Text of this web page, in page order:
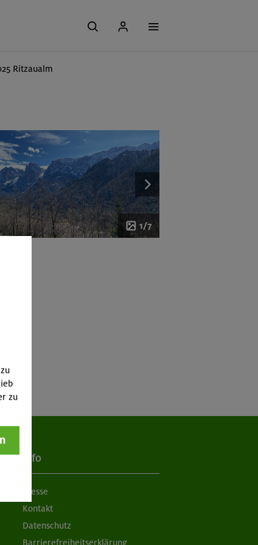
Ritzaualm
1/7
Info
Presse
Kontakt
Datenschutz
Barrierefreiheitserklärung
zu